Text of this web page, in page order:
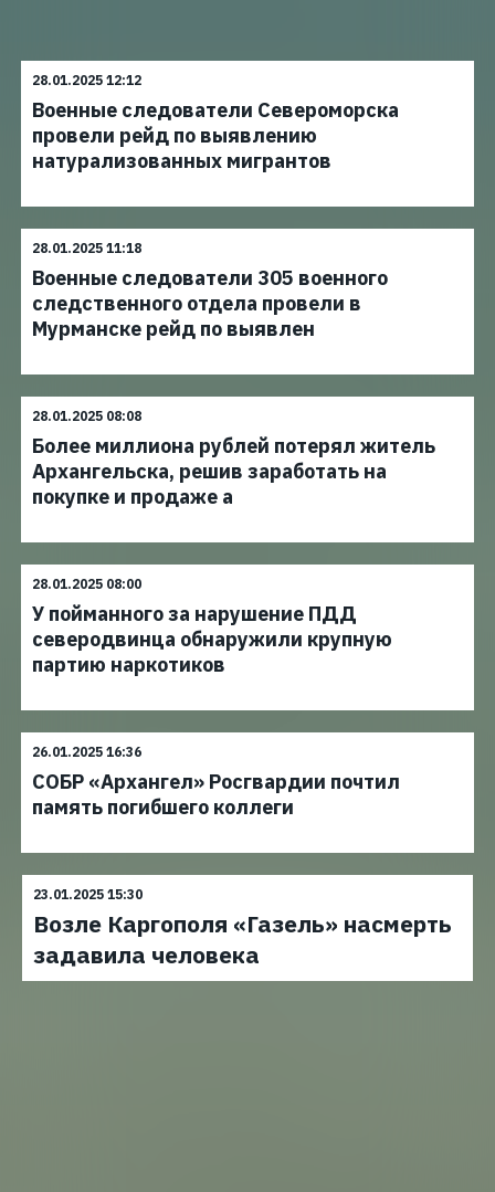
28.01.2025 12:12
Военные следователи Североморска
провели рейд по выявлению
натурализованных мигрантов
28.01.2025 11:18
Военные следователи 305 военного
следственного отдела провели в
Мурманске рейд по выявлен
28.01.2025 08:08
Более миллиона рублей потерял житель
Архангельска, решив заработать на
покупке и продаже а
28.01.2025 08:00
У пойманного за нарушение ПДД
северодвинца обнаружили крупную
партию наркотиков
26.01.2025 16:36
СОБР «Архангел» Росгвардии почтил
память погибшего коллеги
23.01.2025 15:30
Возле Каргополя «Газель» насмерть
задавила человека